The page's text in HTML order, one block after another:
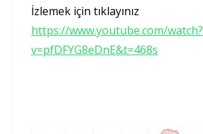
İzlemek için tıklayınız
https://www.youtube.com/watch?
v=pfDFYG8eDnE&t=468s